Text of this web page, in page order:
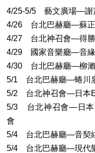
4/25-5/5 藝文廣場—謝
4/26 台北巴赫廳—蘇正
4/27 台北神召會—得勝
4/29 國家音樂廳—音緣
4/30 台北巴赫廳—柳瀨
5/1 台北巴赫廳—蜷川
5/2 台北神召會—日本
5/3 台北神召會—日本
會
5/4 台北巴赫廳—音契
5/4 台北巴赫廳—現代